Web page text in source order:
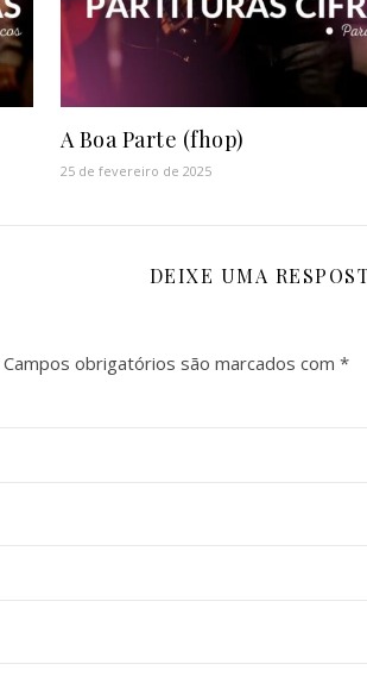
A Boa Parte (fhop)
25 de fevereiro de 2025
DEIXE UMA
Campos obrigatórios são marcados com *